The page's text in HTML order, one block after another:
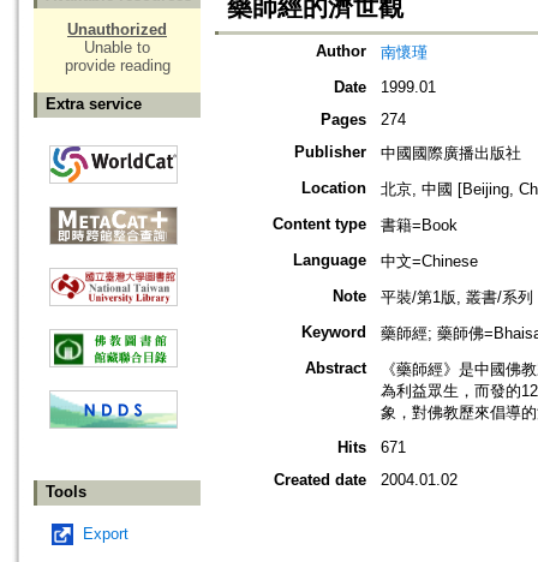
Unauthorized
Unable to
provide reading
Extra service
Tools
Export
藥師經的濟世觀
Author
南懷瑾
Date
1999.01
Pages
274
Publisher
中國國際廣播出版社
Location
北京, 中國 [Beijing,
Content type
書籍=Book
Language
中文=Chinese
Note
平裝/第1版, 叢書/系
Keyword
藥師經; 藥師佛
Abstract
《藥師經》是中國佛
為利益眾生，而發的
象，對佛教歷來倡導
Hits
671
Created date
2004.01.02